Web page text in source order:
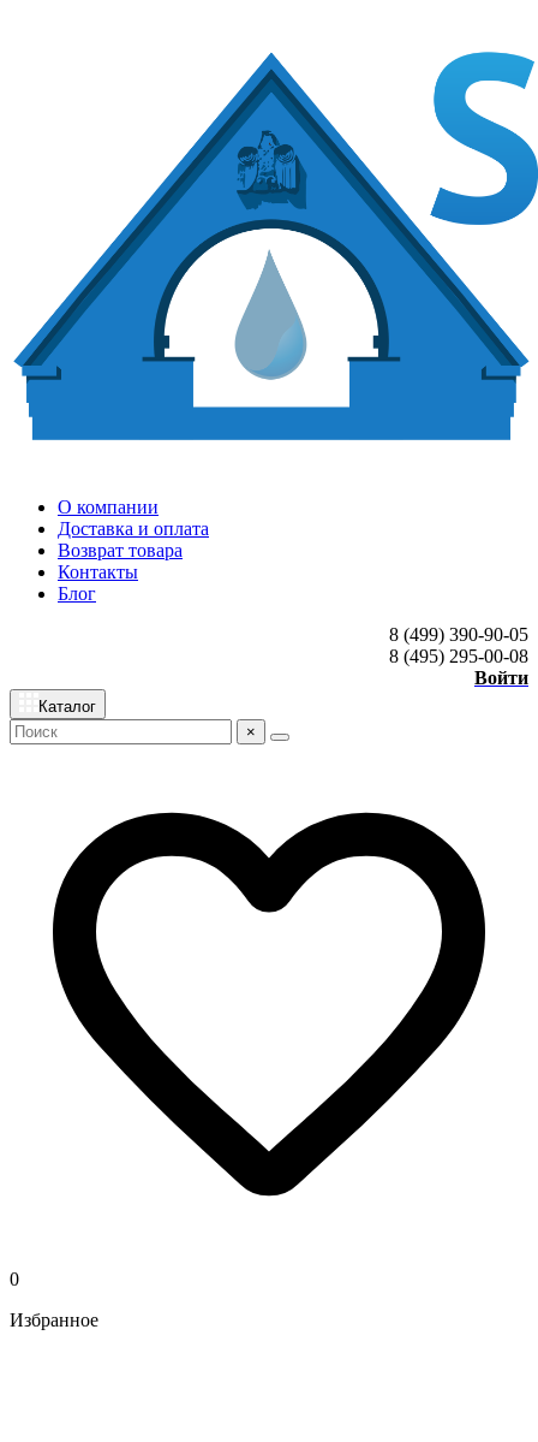
О компании
Доставка и оплата
Возврат товара
Контакты
Блог
8 (499) 390-90-05
8 (495) 295-00-08
Войти
Каталог
×
0
Избранное